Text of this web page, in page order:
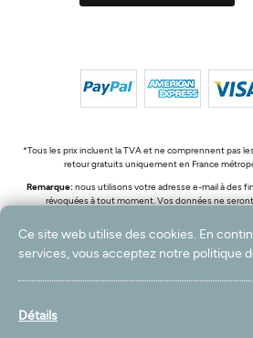
*Tous les prix incluent la TVA et ne comprennent pas
retour gratuits uniquement en France
Remarque:nous utilisons votre adresse e-mail à des
révoquées à tout moment. Vos données ne
createyourtemplate
Ce site web utilise des cookies. En
services, vous acceptez notre politique
Détails